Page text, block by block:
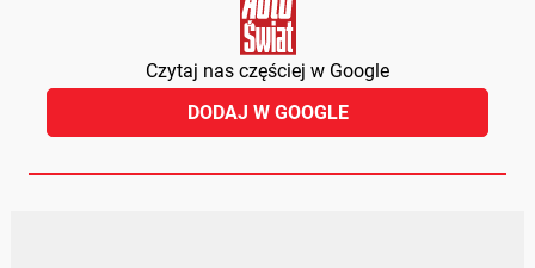
Czytaj nas częściej w Google
DODAJ W GOOGLE